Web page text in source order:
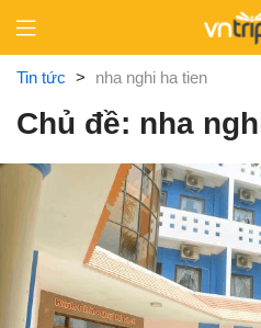
content
Tin tức > nha nghi ha tien
Chủ đề: nha